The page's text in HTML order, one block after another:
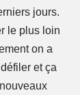
jours.
le plus loin
on a
et ça